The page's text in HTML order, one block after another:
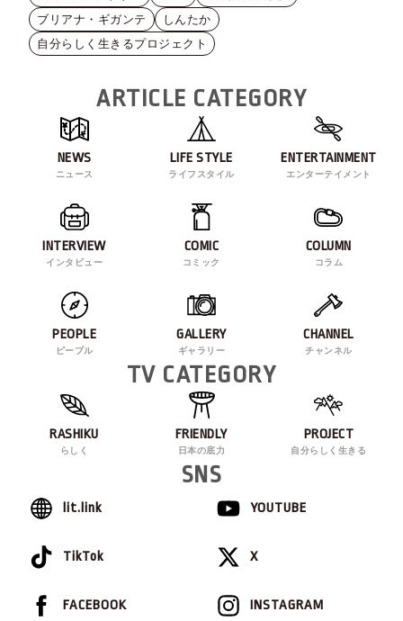
ブリアナ・ギガンテ
しんたか
自分らしく生きるプロジェクト
ARTICLE CATEGORY
NEWS
ニュース
LIFE STYLE
ライフスタイル
ENTERTAINMENT
エンターテイメント
INTERVIEW
インタビュー
COMIC
コミック
COLUMN
コラム
PEOPLE
ピープル
GALLERY
ギャラリー
CHANNEL
チャンネル
TV CATEGORY
RASHIKU
らしく
FRIENDLY
日本の底力
PROJECT
自分らしく生きる
SNS
lit.link YOUTUBE
TikTok X
INSTAGRAM
FACEBOOK